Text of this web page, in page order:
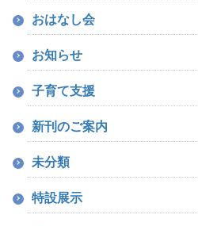
おはなし会
お知らせ
子育て支援
新刊のご案内
未分類
特設展示